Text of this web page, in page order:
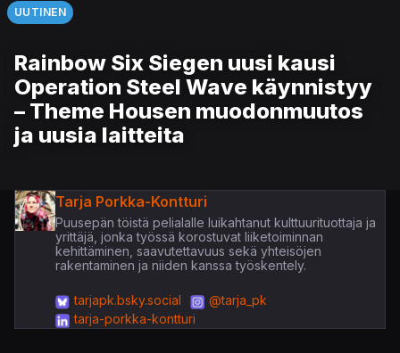
UUTINEN
Rainbow Six Siegen uusi kausi
Operation Steel Wave käynnistyy
– Theme Housen muodonmuutos
ja uusia laitteita
Tarja Porkka-Kontturi
Puusepän töistä pelialalle luikahtanut kulttuurituottaja ja
yrittäjä, jonka työssä korostuvat liiketoiminnan
kehittäminen, saavutettavuus sekä yhteisöjen
rakentaminen ja niiden kanssa työskentely.
tarjapk.bsky.social
@tarja_pk
tarja-porkka-kontturi